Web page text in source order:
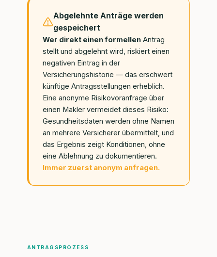
Abgelehnte Anträge werden
gespeichert
Wer direkt einen formellen Antrag
stellt und abgelehnt wird, riskiert einen
negativen Eintrag in der
Versicherungshistorie — das erschwert
künftige Antragsstellungen erheblich.
Eine anonyme Risikovoranfrage über
einen Makler vermeidet dieses Risiko:
Gesundheitsdaten werden ohne Namen
an mehrere Versicherer übermittelt, und
das Ergebnis zeigt Konditionen, ohne
eine Ablehnung zu dokumentieren.
Immer zuerst anonym anfragen.
ANTRAGSPROZESS